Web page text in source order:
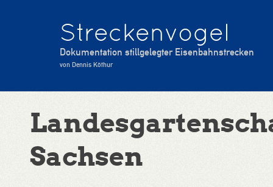
Streckenvogel
Dokumentation stillgelegter Eisenbahnstrecken
von Dennis Köthur
Sachsen